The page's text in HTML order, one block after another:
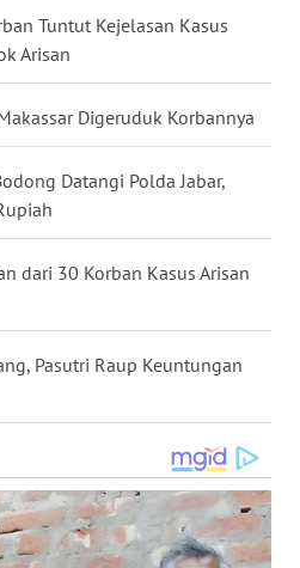
Tuntut Kejelasan Kasus
Arisan
Digeruduk Korbannya
Datangi Polda Jabar,
dari 30 Korban Kasus Arisan
Pasutri Raup Keuntungan